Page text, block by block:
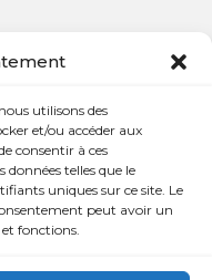
utilisons des
et/ou accéder aux
consentir à ces
telles que le
uniques sur ce site. Le
peut avoir un
fonctions.